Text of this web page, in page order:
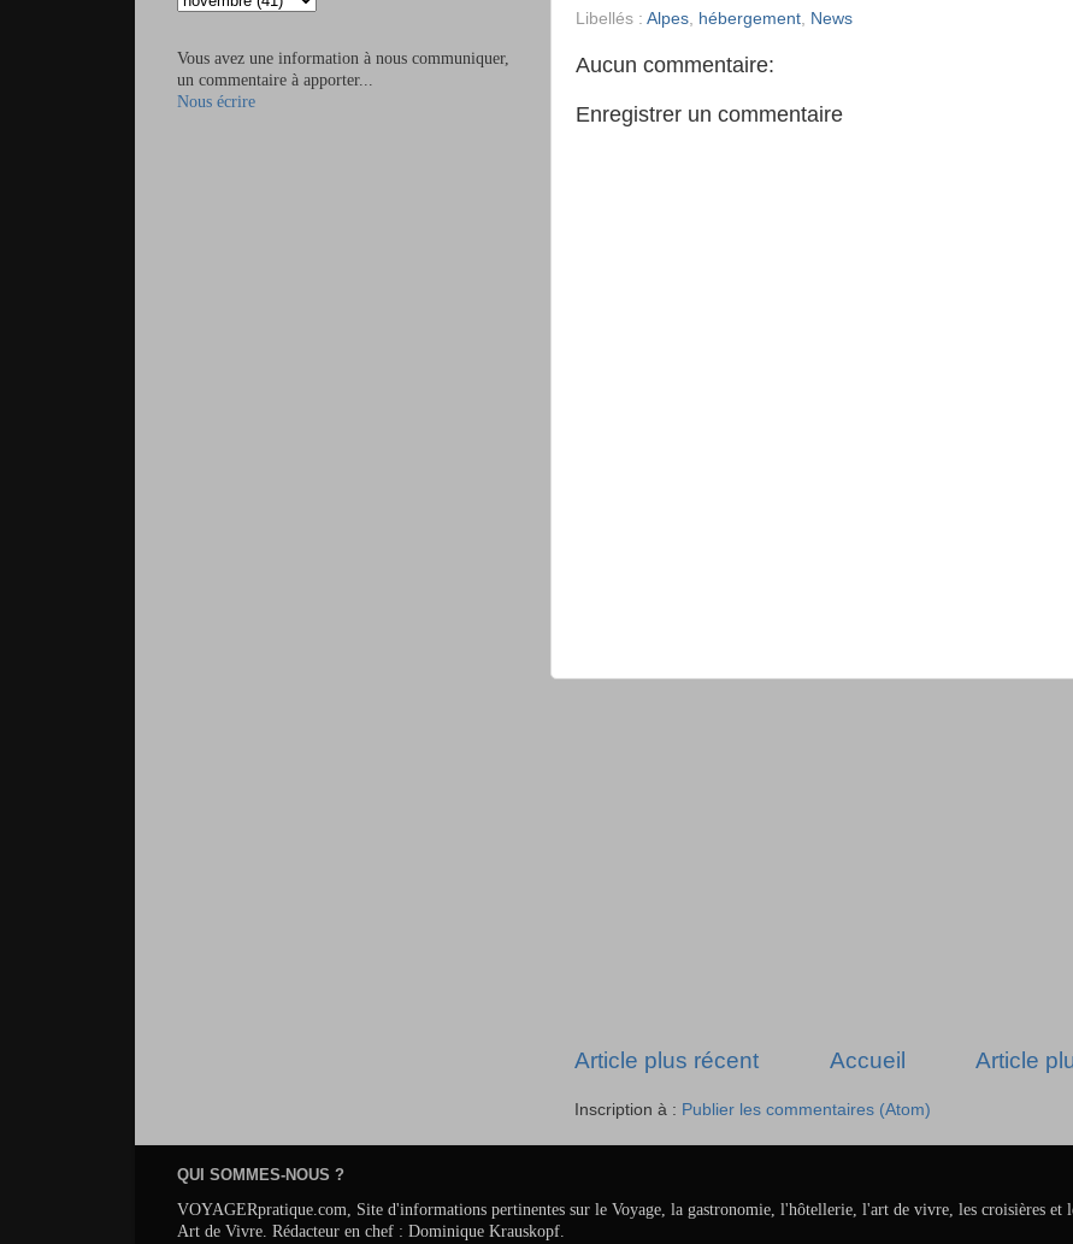
Libellés : Alpes hébergement News
Aucun commentaire:
Enregistrer un commentaire
Article plus récent Article
Accueil
Inscription à : Publier les commentaires (Atom)
Vous avez une information à nous communiquer,
un commentaire à apporter...
Nous écrire
QUI SOMMES-NOUS ?
VOYAGERpratique.com, Site d'informations pertinentes sur le Voyage, la gastronomie, l'hôtellerie, l'art de vivre, les croisières et
Art de Vivre. Rédacteur en chef : Dominique Krauskopf.